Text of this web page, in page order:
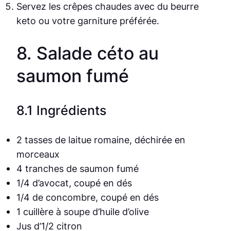
Servez les crêpes chaudes avec du beurre
keto ou votre garniture préférée.
8. Salade céto au
saumon fumé
8.1 Ingrédients
2 tasses de laitue romaine, déchirée en
morceaux
4 tranches de saumon fumé
1/4 d’avocat, coupé en dés
1/4 de concombre, coupé en dés
1 cuillère à soupe d’huile d’olive
Jus d’1/2 citron